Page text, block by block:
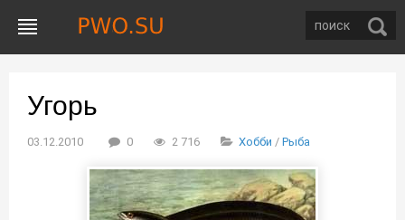
Угорь
03.12.2010 0 2 716 Хобби / Рыба